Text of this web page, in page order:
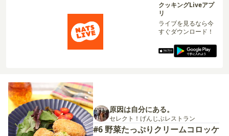
クッキングLiveアプ
リ
ライブを見るなら今
すぐダウンロード！
原因は自分にある。
セレクト！げんじぶレストラン
#6 野菜たっぷりクリームコロッケ